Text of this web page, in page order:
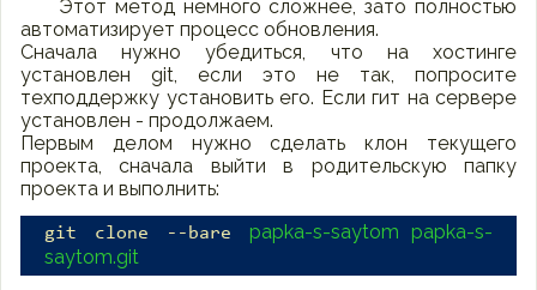
Этот метод немного сложнее, зато полностью
автоматизирует процесс обновления.
Сначала нужно убедиться, что на хостинге
установлен git, если это не так, попросите
техподдержку установить его. Если гит на сервере
установлен - продолжаем.
Первым делом нужно сделать клон текущего
проекта, сначала выйти в родительскую папку
проекта и выполнить:
git clone --bare papka-s-saytom papka-s-
saytom.git